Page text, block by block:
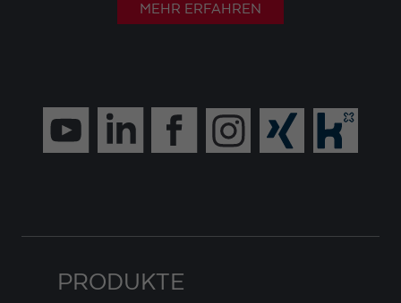
MEHR ERFAHREN
PRODUKTE